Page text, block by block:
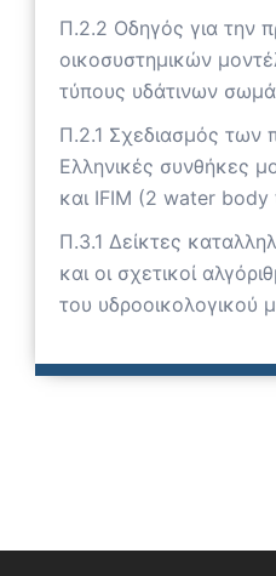
Π.2.2 Οδηγός για την
οικοσυστημικών
τύπους υδάτινων
Π.2.1 Σχεδιασμός των
Ελληνικές συνθήκες
και IFIM (2 water body
Π.3.1 Δείκτες
και οι σχετικοί
του υδροοικολογικού